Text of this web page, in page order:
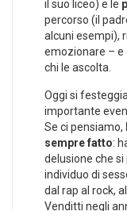
il suo liceo) e le
percorso (il
alcuni esempi),
emozionare – e
chi le ascolta.
Oggi si
importante
Se ci pensiamo,
sempre fatto:
delusione che
individuo di
dal rap al rock,
Venditti negli